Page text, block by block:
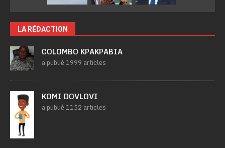
LA RÉDACTION
COLOMBO KPAKPABIA
a publié 1999 articles
KOMI DOVLOVI
a publié 1152 articles